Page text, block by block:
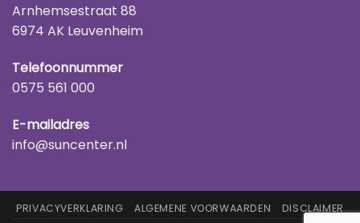
Arnhemsestraat 88
6974 AK Leuvenheim
Telefoonnummer
0575 561 000
E-mailadres
info@suncenter.nl
PRIVACYVERKLARING ALGEMENE VOORWAARDEN DISCLAIMER